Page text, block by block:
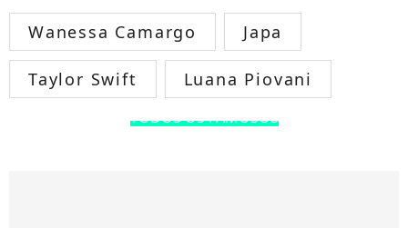
Wanessa Camargo Japa
Taylor Swift Luana Piovani
TODOS OS FAMOSOS